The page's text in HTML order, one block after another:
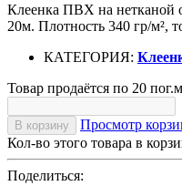
Клеенка ПВХ на нетканой
20м. Плотность 340 гр/м²,
КАТЕГОРИЯ:
Товар продаётся по 20 пог.м
В корзину
Просмотр
Кол-во этого товара в
Поделиться: